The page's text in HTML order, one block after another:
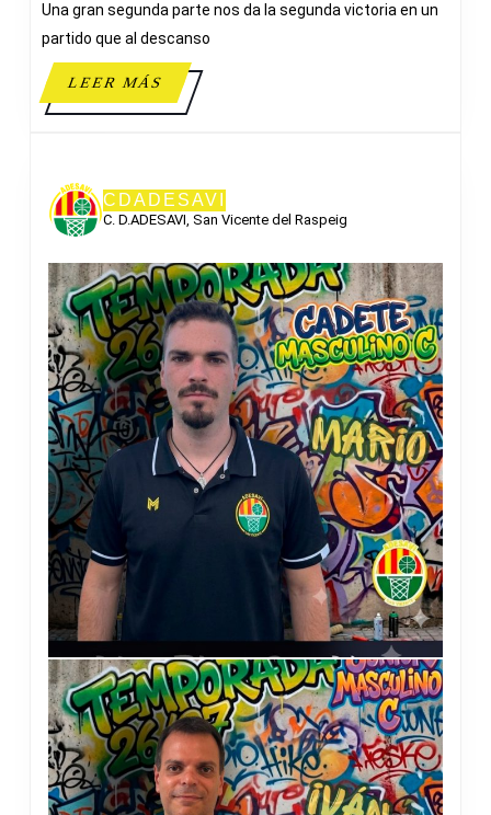
Una gran segunda parte nos da la segunda victoria en un
partido que al descanso
LEER MÁSLEER
MÁS
CDADESAVI
C. D.ADESAVI, San Vicente del Raspeig